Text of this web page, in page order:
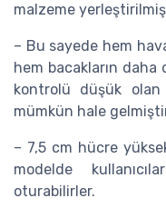
malzeme
– Bu sayede hem
hem bacakların daha
kontrolü düşük
mümkün hale
– 7,5 cm hücre
modelde
oturabilirler.